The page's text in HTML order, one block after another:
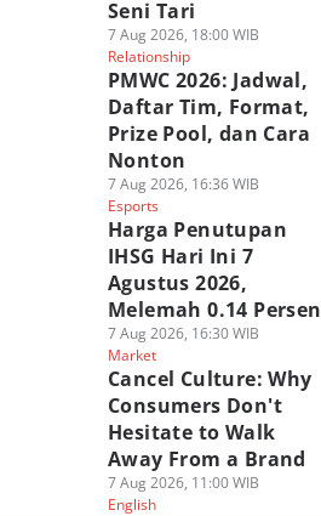
Seni Tari
7 Aug 2026, 18:00 WIB
Relationship
PMWC 2026: Jadwal,
Daftar Tim, Format,
Prize Pool, dan Cara
Nonton
7 Aug 2026, 16:36 WIB
Esports
Harga Penutupan
IHSG Hari Ini 7
Agustus 2026,
Melemah 0.14 Persen
7 Aug 2026, 16:30 WIB
Market
Cancel Culture: Why
Consumers Don't
Hesitate to Walk
Away From a Brand
7 Aug 2026, 11:00 WIB
English